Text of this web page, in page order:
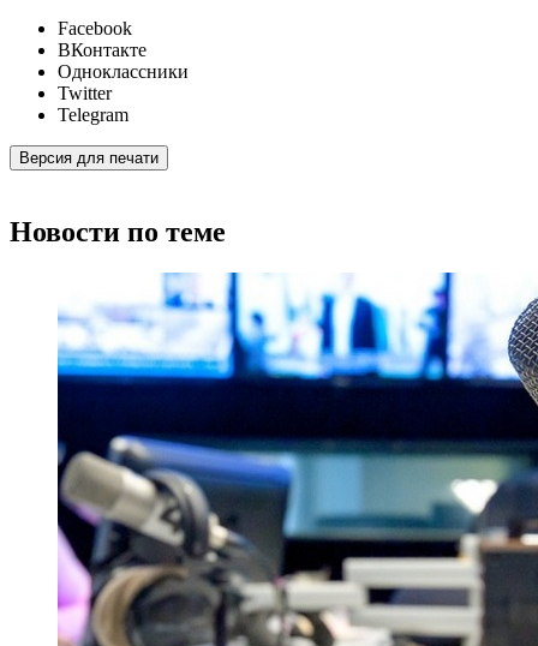
Facebook
ВКонтакте
Одноклассники
Twitter
Telegram
Версия для печати
Новости по теме